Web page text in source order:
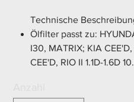
Technische
Ölfilter passt zu:
I30, MATRIX; KIA
CEE'D, RIO II 1.1D-1.6D